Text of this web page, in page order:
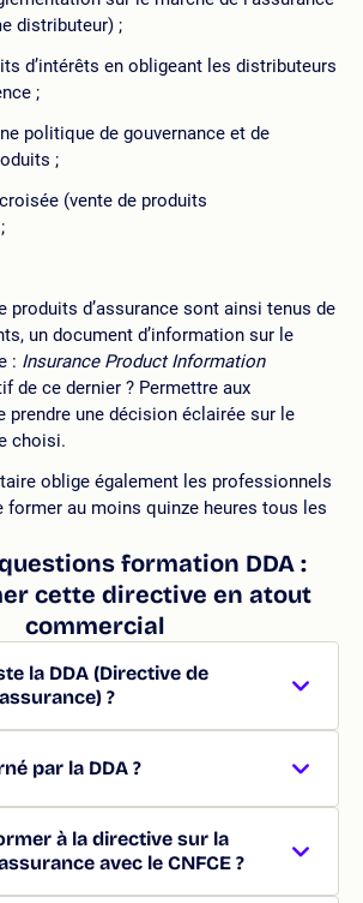
distributeur) ;
d’intérêts en obligeant les distributeurs
;
politique de gouvernance et de
;
(vente de produits
produits d’assurance sont ainsi tenus de
un document d’information sur le
: Insurance Product Information
de ce dernier ? Permettre aux
prendre une décision éclairée sur le
choisi.
oblige également les professionnels
former au moins quinze heures tous les
formation DDA :
cette directive en atout
commercial
la DDA (Directive de
?
par la DDA ?
à la directive sur la
avec le CNFCE ?